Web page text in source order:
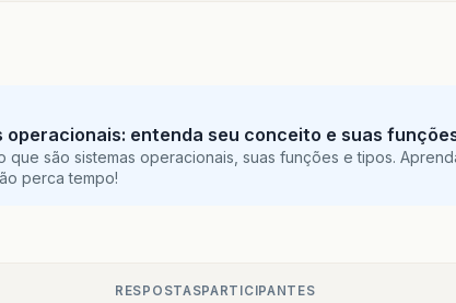
operacionais: entenda seu conceito e suas
que são sistemas operacionais, suas funções e tipos.
perca tempo!
RESPOSTASPARTICIPANTES